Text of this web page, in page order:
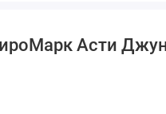
Асти